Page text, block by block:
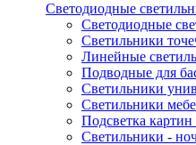
Светодиодные
Светодиодные
Светильники
Линейные
Подводные для
Светильники
Светильники
Подсветка картин
Светильники -